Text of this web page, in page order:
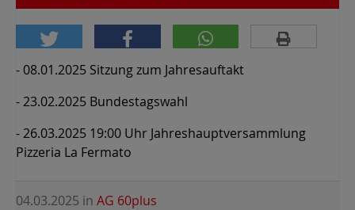
- 08.01.2025 Sitzung zum Jahresauftakt
- 23.02.2025 Bundestagswahl
- 26.03.2025 19:00 Uhr Jahreshauptversammlung
Pizzeria La Fermato
04.03.2025 in AG 60plus